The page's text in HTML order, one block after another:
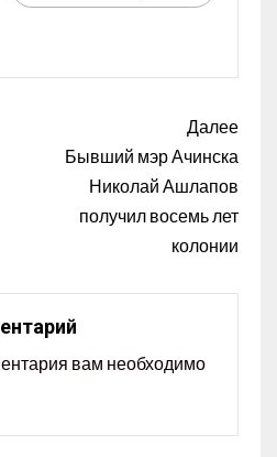
Далее
Бывший мэр Ачинска
Николай Ашлапов
получил восемь лет
колонии
вам необходимо